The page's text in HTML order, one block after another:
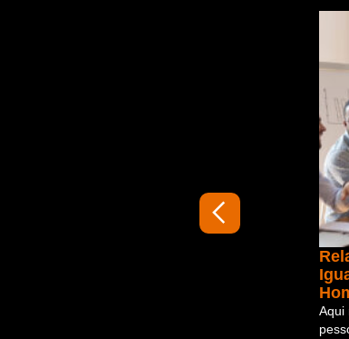
Aqui